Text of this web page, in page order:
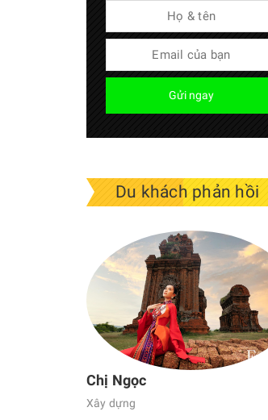
Gửi ngay
Du khách phản hồi
Chị Ngọc
Xây dựng